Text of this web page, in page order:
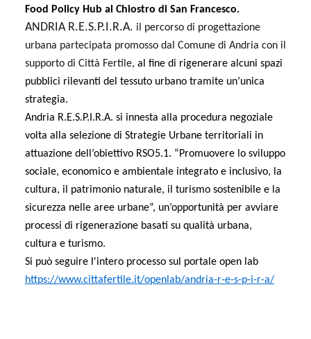
Food Policy Hub al Chiostro di San Francesco.
ANDRIA R.E.S.P.I.R.A. il percorso di progettazione
urbana partecipata promosso dal Comune di Andria con il
supporto di Città Fertile, al fine di rigenerare alcuni spazi
pubblici rilevanti del tessuto urbano tramite un’unica
strategia.
Andria R.E.S.P.I.R.A. si innesta alla procedura negoziale
volta alla selezione di Strategie Urbane territoriali in
attuazione dell’obiettivo RSO5.1. “Promuovere lo sviluppo
sociale, economico e ambientale integrato e inclusivo, la
cultura, il patrimonio naturale, il turismo sostenibile e la
sicurezza nelle aree urbane”, un’opportunità per avviare
processi di rigenerazione basati su qualità urbana,
cultura e turismo.
Si può seguire l 'intero processo sul portale open lab
https://www.cittafertile.it/openlab/andria-r-e-s-p-i-r-a/